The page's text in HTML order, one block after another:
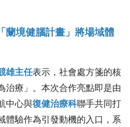
蘭境健腦計畫」將場域體
雄主任表示，社會處方箋的核
治療」。本次合作亮點即是由
中心與復健治療科聯手共同打
體驗作為引發動機的入口，系